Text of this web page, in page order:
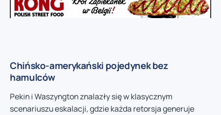
Chińsko-amerykański pojedynek bez
hamulców
Pekin i Waszyngton znalazły się w klasycznym
scenariuszu eskalacji, gdzie każda retorsja generuje